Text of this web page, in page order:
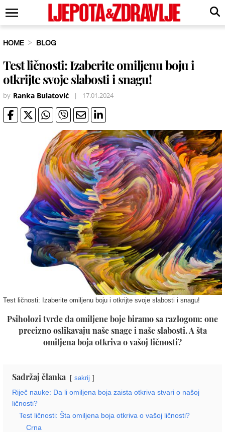
HOME BLOG
Test ličnosti: Izaberite omiljenu boju i
otkrijte svoje slabosti i snagu!
by Ranka Bulatović | 17.01.2024
Test ličnosti: Izaberite omiljenu boju i otkrijte svoje slabosti i snagu!
Psiholozi tvrde da omiljene boje biramo sa razlogom: one
precizno oslikavaju naše snage i naše slabosti. A šta
omiljena boja otkriva o vašoj ličnosti?
Sadržaj članka sakrij
Riječ nauke: Da li omiljena boja zaista otkriva stvari o našoj
ličnosti?
Test ličnosti: Šta omiljena boja otkriva o vašoj ličnosti?
Crna